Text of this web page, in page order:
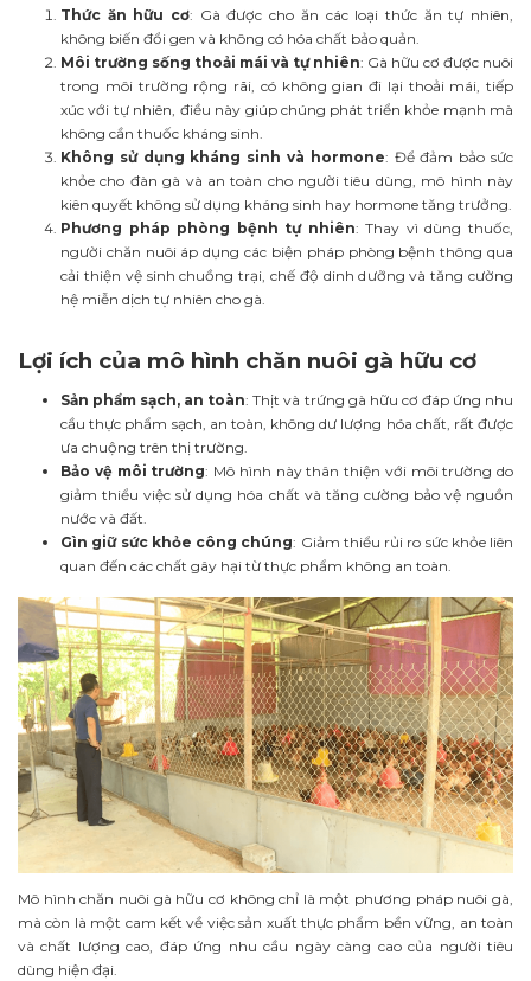
Thức ăn hữu cơ: Gà được cho ăn các loại thức ăn tự nhiên,
không biến đổi gen và không có hóa chất bảo quản.
Môi trường sống thoải mái và tự nhiên: Gà hữu cơ được nuôi
trong môi trường rộng rãi, có không gian đi lại thoải mái, tiếp
xúc với tự nhiên, điều này giúp chúng phát triển khỏe mạnh mà
không cần thuốc kháng sinh.
Không sử dụng kháng sinh và hormone: Để đảm bảo sức
khỏe cho đàn gà và an toàn cho người tiêu dùng, mô hình này
kiên quyết không sử dụng kháng sinh hay hormone tăng trưởng.
Phương pháp phòng bệnh tự nhiên: Thay vì dùng thuốc,
người chăn nuôi áp dụng các biện pháp phòng bệnh thông qua
cải thiện vệ sinh chuồng trại, chế độ dinh dưỡng và tăng cường
hệ miễn dịch tự nhiên cho gà.
Lợi ích của mô hình chăn nuôi gà hữu cơ
Sản phẩm sạch, an toàn: Thịt và trứng gà hữu cơ đáp ứng nhu
cầu thực phẩm sạch, an toàn, không dư lượng hóa chất, rất được
ưa chuộng trên thị trường.
Bảo vệ môi trường: Mô hình này thân thiện với môi trường do
giảm thiểu việc sử dụng hóa chất và tăng cường bảo vệ nguồn
nước và đất.
Gìn giữ sức khỏe công chúng: Giảm thiểu rủi ro sức khỏe liên
quan đến các chất gây hại từ thực phẩm không an toàn.
Mô hình chăn nuôi gà hữu cơ không chỉ là một phương pháp nuôi gà,
mà còn là một cam kết về việc sản xuất thực phẩm bền vững, an toàn
và chất lượng cao, đáp ứng nhu cầu ngày càng cao của người tiêu
dùng hiện đại.